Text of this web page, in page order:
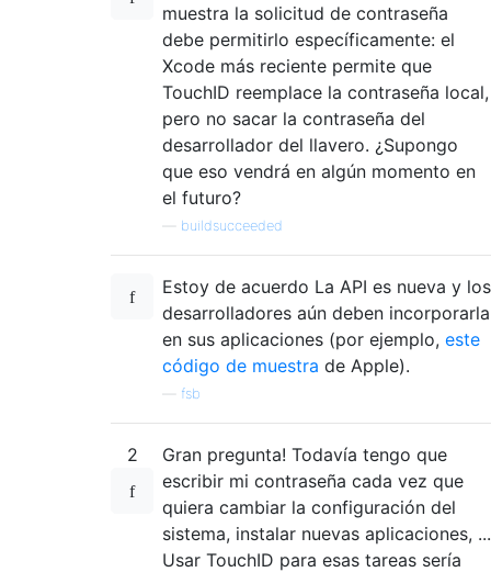
muestra la solicitud de contraseña
debe permitirlo específicamente: el
Xcode más reciente permite que
TouchID reemplace la contraseña local,
pero no sacar la contraseña del
desarrollador del llavero. ¿Supongo
que eso vendrá en algún momento en
el futuro?
buildsucceeded
Estoy de acuerdo La API es nueva y los
desarrolladores aún deben incorporarla
en sus aplicaciones (por ejemplo, este
código de muestra de Apple).
fsb
2
Gran pregunta! Todavía tengo que
escribir mi contraseña cada vez que
quiera cambiar la configuración del
sistema, instalar nuevas aplicaciones, ...
Usar TouchID para esas tareas sería